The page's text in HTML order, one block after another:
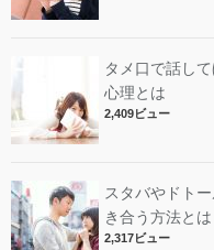
タメ口で話し
心理とは
2,409ビュー
スタバやドト
き合う方法とは
2,317ビュー